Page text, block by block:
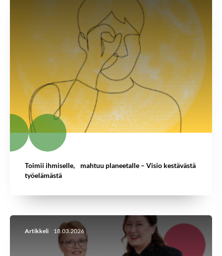
Toimii ihmiselle, mahtuu planeetalle – Visio kestävästä
työelämästä
Artikkeli 18.03.2026